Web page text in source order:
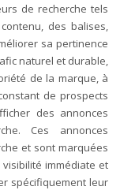
de recherche tels
des balises,
sa pertinence
naturel et durable,
de la marque, à
de prospects
des annonces
Ces annonces
et sont marquées
visibilité immédiate et
spécifiquement leur